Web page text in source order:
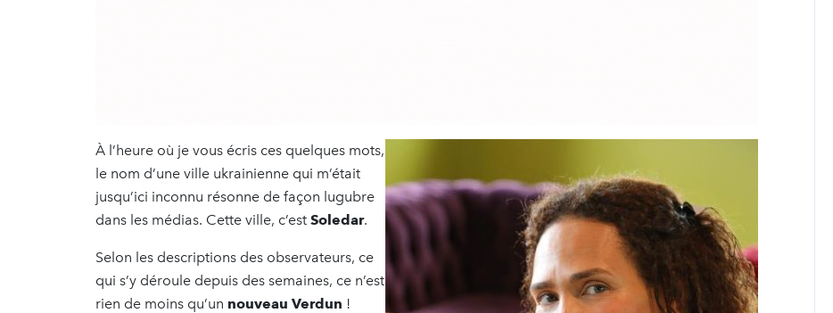
À l’heure où je vous écris ces quelques mots,
le nom d’une ville ukrainienne qui m’était
jusqu’ici inconnu résonne de façon lugubre
dans les médias. Cette ville, c’est Soledar.
Selon les descriptions des observateurs, ce
qui s’y déroule depuis des semaines, ce n’est
rien de moins qu’un nouveau Verdun !